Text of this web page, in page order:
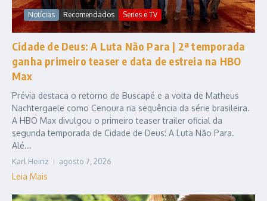
Notícias Recomendados Series e TV
Cidade de Deus: A Luta Não Para | 2ª temporada
ganha primeiro teaser e data de estreia na HBO
Max
Prévia destaca o retorno de Buscapé e a volta de Matheus
Nachtergaele como Cenoura na sequência da série brasileira.
A HBO Max divulgou o primeiro teaser trailer oficial da
segunda temporada de Cidade de Deus: A Luta Não Para.
Alé...
Karl Heinz agosto 7, 2026
Leia Mais